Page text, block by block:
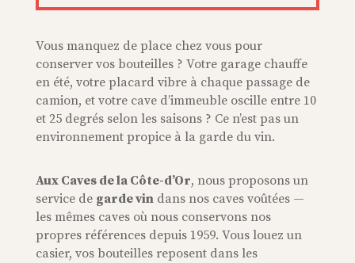
Vous manquez de place chez vous pour
conserver vos bouteilles ? Votre garage chauffe
en été, votre placard vibre à chaque passage de
camion, et votre cave d’immeuble oscille entre 10
et 25 degrés selon les saisons ? Ce n’est pas un
environnement propice à la garde du vin.
Aux Caves de la Côte-d’Or, nous proposons un
service de gardevindans nos caves voûtées—
les mêmes caves où nous conservons nos
propres références depuis 1959. Vous louez un
casier, vos bouteilles reposent dans les